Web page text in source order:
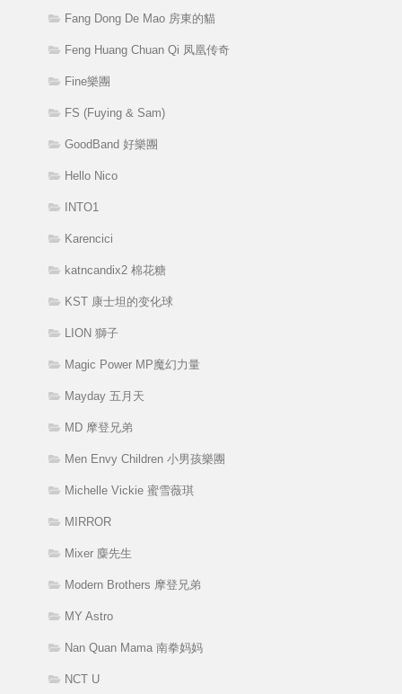
Fang Dong De Mao 房東的貓
Feng Huang Chuan Qi 凤凰传奇
Fine樂團
FS (Fuying & Sam)
GoodBand 好樂團
Hello Nico
INTO1
Karencici
katncandix2 棉花糖
KST 康士坦的变化球
LION 獅子
Magic Power MP魔幻力量
Mayday 五月天
MD 摩登兄弟
Men Envy Children 小男孩樂團
Michelle Vickie 蜜雪薇琪
MIRROR
Mixer 麋先生
Modern Brothers 摩登兄弟
MY Astro
Nan Quan Mama 南拳妈妈
NCT U